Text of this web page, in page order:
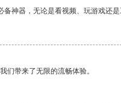
神器，无论是看视频、玩游戏还
们带来了无限的流畅体验。